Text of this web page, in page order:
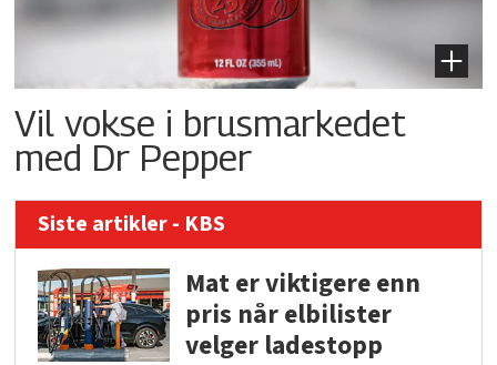
Vil vokse i brusmarkedet
med Dr Pepper
Siste artikler - KBS
Mat er viktigere enn
pris når elbilister
velger ladestopp